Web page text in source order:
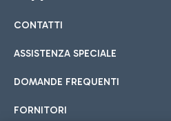
Cucina Internazionale
Hotel in aeroporto
Scegli l'alloggio più adatto e
Car sharing
Con il Car Sharing è ancora più
CONTATTI
ASSISTENZA SPECIALE
DOMANDE FREQUENTI
FORNITORI